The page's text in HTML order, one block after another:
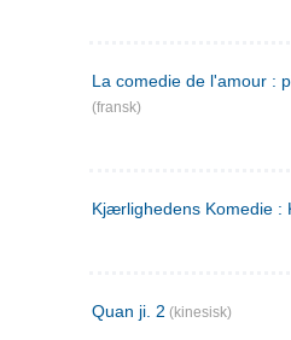
La comedie de l'amour :
(fransk)
Kjærlighedens Komedie :
Quan ji. 2 (kinesisk)